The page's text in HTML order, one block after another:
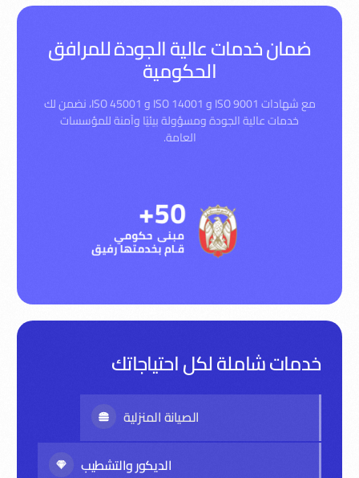
ضمان خدمات عالية الجودة للمرافق
الحكومية
مع شهادات ISO 9001 و ISO 14001 و ISO 45001، نضمن لك
خدمات عالية الجودة ومسؤولة بيئيًا وآمنة للمؤسسات
العامة.
خدمات شاملة لكل احتياجاتك
الصيانة المنزلية
الديكور والتشطيب